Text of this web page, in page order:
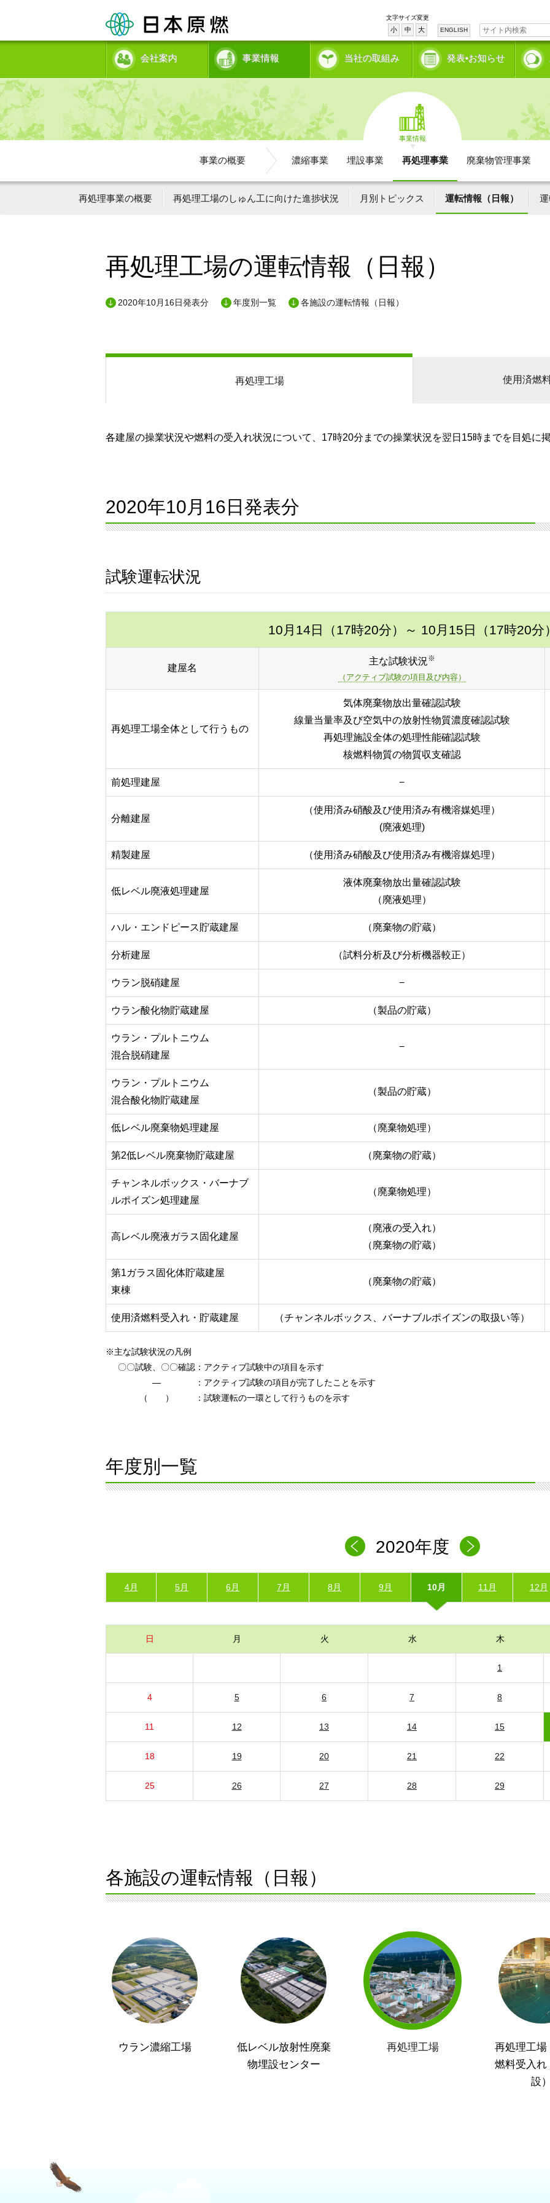
文字サイズ変更
小 中 大 ENGLISH
会社案内 事業情報 当社の取組み 発表•お知らせ
事業情報
事業の概要 濃縮事業 埋設事業 再処理事業 廃棄物管理事業
再処理事業の概要 再処理工場のしゅん工に向けた進捗状況 月別トピックス 運転情報（日報）
再処理工場の運転情報（日報）
2020年10月16日発表分 年度別一覧 各施設の運転情報（日報）
再処理工場 使用済燃
各建屋の操業状況や燃料の受入れ状況について、17時20分までの操業状況を翌日15時までを目処に
2020年10月16日発表分
試験運転状況
10月14日（17時20分） ～ 10月15日（17時20分
建屋名
主な試験状況※
（アクティブ試験の項目及び内容）
再処理工場全体として行うもの
気体廃棄物放出量確認試験
線量当量率及び空気中の放射性物質濃度確認試験
再処理施設全体の処理性能確認試験
核燃料物質の物質収支確認
前処理建屋 −
分離建屋
（使用済み硝酸及び使用済み有機溶媒処理）
(廃液処理)
精製建屋 （使用済み硝酸及び使用済み有機溶媒処理）
低レベル廃液処理建屋
液体廃棄物放出量確認試験
（廃液処理）
ハル・エンドピース貯蔵建屋 （廃棄物の貯蔵）
分析建屋 （試料分析及び分析機器較正）
ウラン脱硝建屋 −
ウラン酸化物貯蔵建屋 （製品の貯蔵）
ウラン・プルトニウム
混合脱硝建屋
−
ウラン・プルトニウム
混合酸化物貯蔵建屋
（製品の貯蔵）
低レベル廃棄物処理建屋 （廃棄物処理）
第2低レベル廃棄物貯蔵建屋 （廃棄物の貯蔵）
チャンネルボックス・バーナブ
ルポイズン処理建屋
（廃棄物処理）
高レベル廃液ガラス固化建屋
（廃液の受入れ）
（廃棄物の貯蔵）
第1ガラス固化体貯蔵建屋
東棟
（廃棄物の貯蔵）
使用済燃料受入れ・貯蔵建屋 （チャンネルボックス、バーナブルポイズンの取扱い等）
※主な試験状況の凡例
〇〇試験、〇〇確認 ：アクティブ試験中の項目を示す
―
：アクティブ試験の項目が完了したことを示す
（ ）
：試験運転の一環として行うものを示す
年度別一覧
2020年度
4月 5月 6月 7月 8月 9月 10月 11月 12月
日 月 火 水 木
1
4 5 6 7 8
11 12 13 14 15
18 19 20 21 22
25 26 27 28 29
各施設の運転情報（日報）
ウラン濃縮工場
低レベル放射性廃棄
物埋設センター
再処理工場
再処理工場
燃料受入れ
設